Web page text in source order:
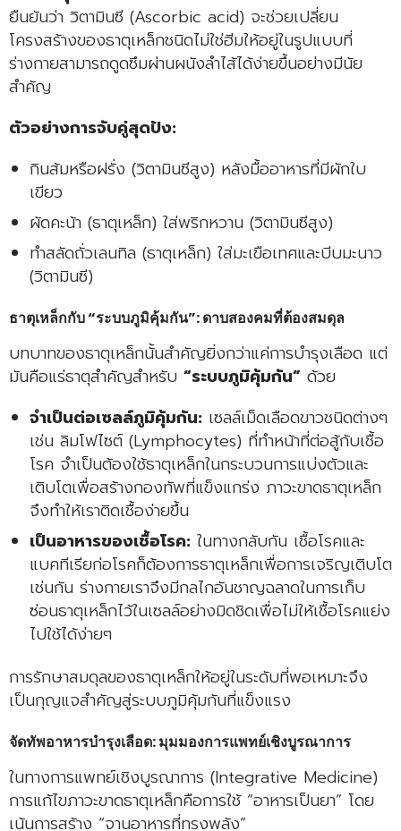
ยืนยันว่า วิตามินซี (Ascorbic acid) จะช่วยเปลี่ยน
โครงสร้างของธาตุเหล็กชนิดไม่ใช่ฮีมให้อยู่ในรูปแบบที่
ร่างกายสามารถดูดซึมผ่านผนังลำไส้ได้ง่ายขึ้นอย่างมีนัย
สำคัญ
ตัวอย่างการจับคู่สุดปัง:
กินส้มหรือฝรั่ง (วิตามินซีสูง) หลังมื้ออาหารที่มีผักใบ
เขียว
ผัดคะน้า (ธาตุเหล็ก) ใส่พริกหวาน (วิตามินซีสูง)
ทำสลัดถั่วเลนทิล (ธาตุเหล็ก) ใส่มะเขือเทศและบีบมะนาว
(วิตามินซี)
ธาตุเหล็กกับ “ระบบภูมิคุ้มกัน”: ดาบสองคมที่ต้องสมดุล
บทบาทของธาตุเหล็กนั้นสำคัญยิ่งกว่าแค่การบำรุงเลือด แต่
มันคือแร่ธาตุสำคัญสำหรับ “ระบบภูมิคุ้มกัน” ด้วย
จำเป็นต่อเซลล์ภูมิคุ้มกัน:เซลล์เม็ดเลือดขาวชนิดต่างๆ
เช่น ลิมโฟไซต์ (Lymphocytes) ที่ทำหน้าที่ต่อสู้กับเชื้อ
โรค จำเป็นต้องใช้ธาตุเหล็กในกระบวนการแบ่งตัวและ
เติบโตเพื่อสร้างกองทัพที่แข็งแกร่ง ภาวะขาดธาตุเหล็ก
จึงทำให้เราติดเชื้อง่ายขึ้น
เป็นอาหารของเชื้อโรค:ในทางกลับกัน เชื้อโรคและ
แบคทีเรียก่อโรคก็ต้องการธาตุเหล็กเพื่อการเจริญเติบโต
เช่นกัน ร่างกายเราจึงมีกลไกอันชาญฉลาดในการเก็บ
ซ่อนธาตุเหล็กไว้ในเซลล์อย่างมิดชิดเพื่อไม่ให้เชื้อโรคแย่ง
ไปใช้ได้ง่ายๆ
การรักษาสมดุลของธาตุเหล็กให้อยู่ในระดับที่พอเหมาะจึง
เป็นกุญแจสำคัญสู่ระบบภูมิคุ้มกันที่แข็งแรง
จัดทัพอาหารบำรุงเลือด: มุมมองการแพทย์เชิงบูรณาการ
ในทางการแพทย์เชิงบูรณาการ (Integrative Medicine)
การแก้ไขภาวะขาดธาตุเหล็กคือการใช้ “อาหารเป็นยา” โดย
เน้นการสร้าง “จานอาหารที่ทรงพลัง”